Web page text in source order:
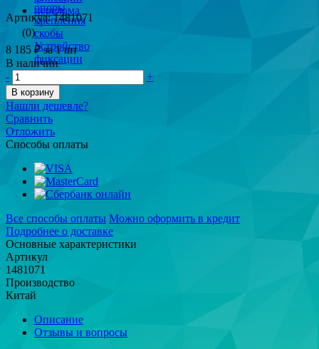
Артикул: 1481071
(0)
8 185 ₽за 1 шт
В наличии
-
+
В корзину
Нашли дешевле?
Сравнить
Отложить
Способы оплаты
Все способы оплаты Можно оформить в кредит
Подробнее о доставке
Основные характеристики
Артикул
1481071
Производство
Китай
Описание
Отзывы и вопросы